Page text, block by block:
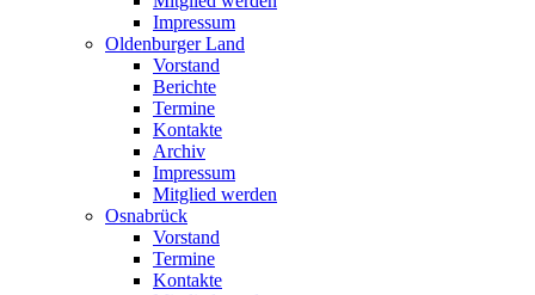
Impressum
Oldenburger Land
Vorstand
Berichte
Termine
Kontakte
Archiv
Impressum
Mitglied werden
Osnabrück
Vorstand
Termine
Kontakte